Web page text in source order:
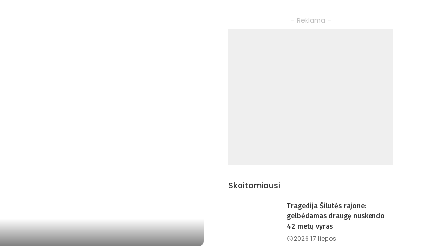
– Reklama –
Skaitomiausi
Tragedija Šilutės rajone:
gelbėdamas draugę nuskendo
42 metų vyras
2026 17 liepos